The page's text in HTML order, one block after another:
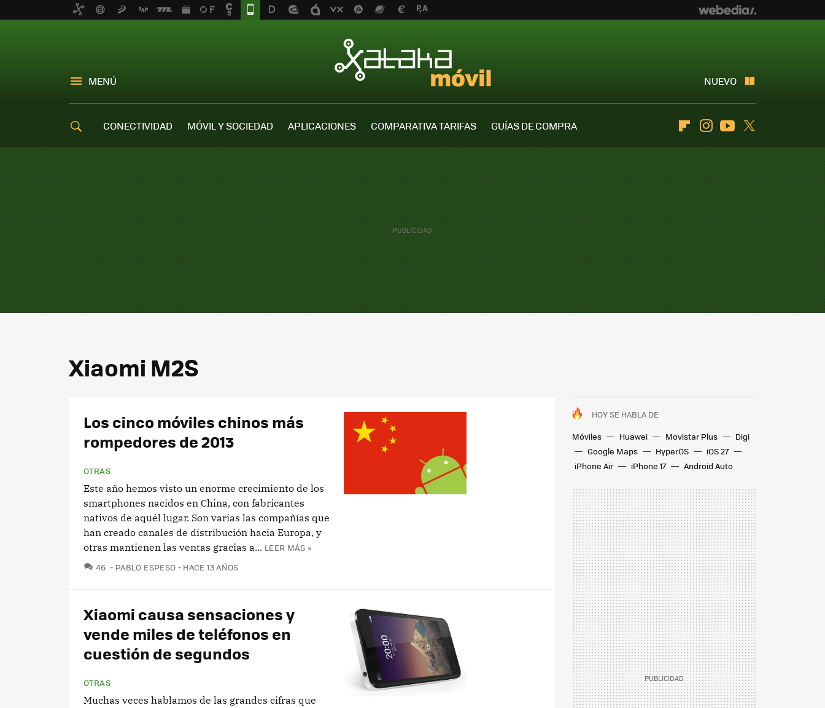
MENÚ NUEVO
CONECTIVIDAD MÓVIL Y SOCIEDAD APLICACIONES COMPARATIVA TARIFAS
GUÍAS DE COMPRA
FlipboardInstagramYoutube
Xiaomi M2S
HOY SE HABLA DE
Móviles
Huawei Movistar Plus
Digi
Google Maps
HyperOS
iOS 27
iPhone Air
iPhone 17 Android Auto
Los cinco móviles chinos más
rompedores de 2013
OTRAS
Este año hemos visto un enorme crecimiento de los
smartphones nacidos en China, con fabricantes
nativos de aquél lugar. Son varias las compañías que
han creado canales de distribución hacia Europa, y
otras mantienen las ventas gracias a... LEER MÁS »
46 COMENTARIOS
PABLO ESPESO HACE 13 AÑOS
Xiaomi causa sensaciones y
vende miles de teléfonos en
cuestión de segundos
OTRAS
Muchas veces hablamos de las grandes cifras que